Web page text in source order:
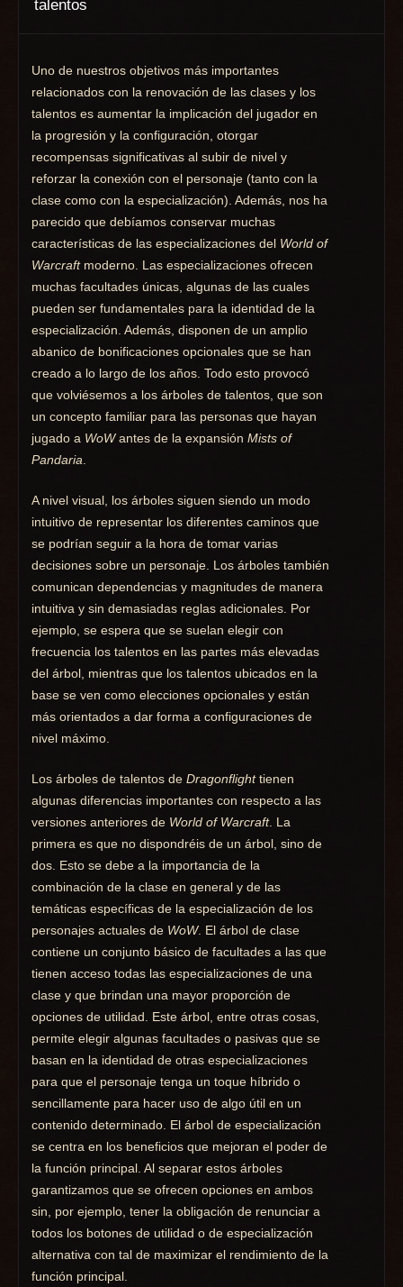
talentos
Uno de nuestros objetivos más importantes
relacionados con la renovación de las clases y los
talentos es aumentar la implicación del jugador en
la progresión y la configuración, otorgar
recompensas significativas al subir de nivel y
reforzar la conexión con el personaje (tanto con la
clase como con la especialización). Además, nos ha
parecido que debíamos conservar muchas
características de las especializaciones del World of
Warcraftmoderno. Las especializaciones ofrecen
muchas facultades únicas, algunas de las cuales
pueden ser fundamentales para la identidad de la
especialización. Además, disponen de un amplio
abanico de bonificaciones opcionales que se han
creado a lo largo de los años. Todo esto provocó
que volviésemos a los árboles de talentos, que son
un concepto familiar para las personas que hayan
jugado a WoWantes de la expansión Mists of
Pandaria
A nivel visual, los árboles siguen siendo un modo
intuitivo de representar los diferentes caminos que
se podrían seguir a la hora de tomar varias
decisiones sobre un personaje. Los árboles también
comunican dependencias y magnitudes de manera
intuitiva y sin demasiadas reglas adicionales. Por
ejemplo, se espera que se suelan elegir con
frecuencia los talentos en las partes más elevadas
del árbol, mientras que los talentos ubicados en la
base se ven como elecciones opcionales y están
más orientados a dar forma a configuraciones de
nivel máximo.
Los árboles de talentos de Dragonflighttienen
algunas diferencias importantes con respecto a las
versiones anteriores de World of Warcraft. La
primera es que no dispondréis de un árbol, sino de
dos. Esto se debe a la importancia de la
combinación de la clase en general y de las
temáticas específicas de la especialización de los
personajes actuales de WoW. El árbol de clase
contiene un conjunto básico de facultades a las que
tienen acceso todas las especializaciones de una
clase y que brindan una mayor proporción de
opciones de utilidad. Este árbol, entre otras cosas,
permite elegir algunas facultades o pasivas que se
basan en la identidad de otras especializaciones
para que el personaje tenga un toque híbrido o
sencillamente para hacer uso de algo útil en un
contenido determinado. El árbol de especialización
se centra en los beneficios que mejoran el poder de
la función principal. Al separar estos árboles
garantizamos que se ofrecen opciones en ambos
sin, por ejemplo, tener la obligación de renunciar a
todos los botones de utilidad o de especialización
alternativa con tal de maximizar el rendimiento de la
función principal.